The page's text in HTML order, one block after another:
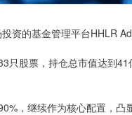
的基金管理平台HHLR
股票，持仓总市值达到41
，继续作为核心配置，凸